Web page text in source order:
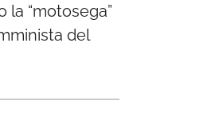
“motosega”
del